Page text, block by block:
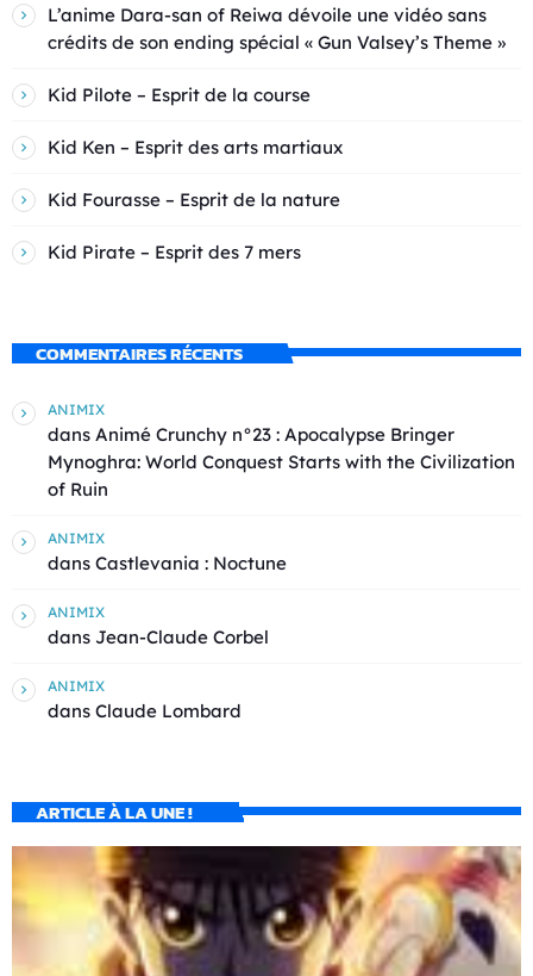
L’anime Dara-san of Reiwa dévoile une vidéo sans
crédits de son ending spécial « Gun Valsey’s Theme »
Kid Pilote – Esprit de la course
Kid Ken – Esprit des arts martiaux
Kid Fourasse – Esprit de la nature
Kid Pirate – Esprit des 7 mers
COMMENTAIRES RÉCENTS
ANIMIX
dans Animé Crunchy n°23 : Apocalypse Bringer
Mynoghra: World Conquest Starts with the Civilization
of Ruin
ANIMIX
dans Castlevania : Noctune
ANIMIX
dans Jean-Claude Corbel
ANIMIX
dans Claude Lombard
ARTICLE À LA UNE !